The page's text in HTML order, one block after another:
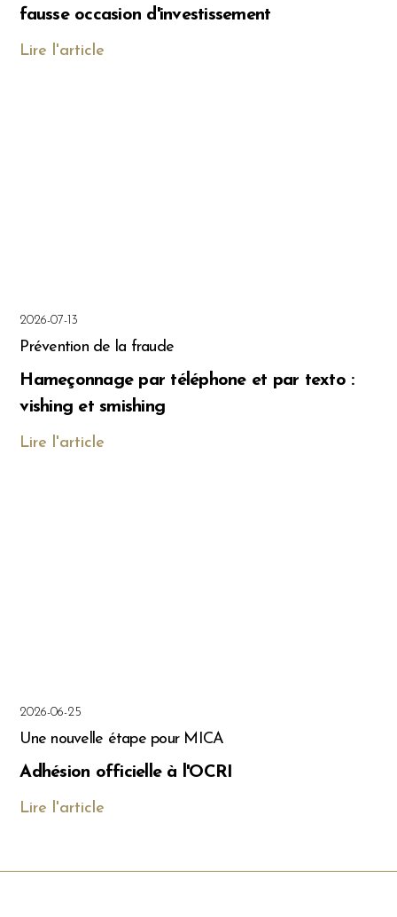
fausse occasion d'investissement
Lire l'article
2026-07-13
Prévention de la fraude
Hameçonnage par téléphone et par texto :
vishing et smishing
Lire l'article
2026-06-25
Une nouvelle étape pour MICA
Adhésion officielle à l'OCRI
Lire l'article